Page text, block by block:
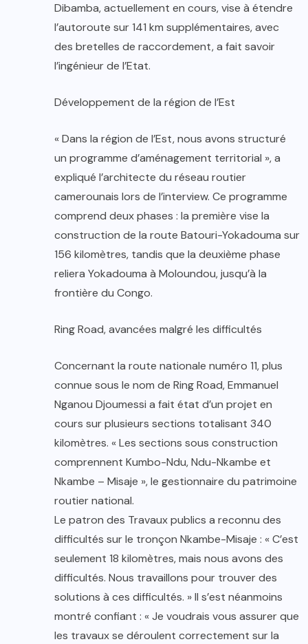
Dibamba, actuellement en cours, vise à étendre
l’autoroute sur 141 km supplémentaires, avec
des bretelles de raccordement, a fait savoir
l’ingénieur de l’Etat.
Développement de la région de l’Est
« Dans la région de l’Est, nous avons structuré
un programme d’aménagement territorial », a
expliqué l’architecte du réseau routier
camerounais lors de l’interview. Ce programme
comprend deux phases : la première vise la
construction de la route Batouri-Yokadouma sur
156 kilomètres, tandis que la deuxième phase
reliera Yokadouma à Moloundou, jusqu’à la
frontière du Congo.
Ring Road, avancées malgré les difficultés
Concernant la route nationale numéro 11, plus
connue sous le nom de Ring Road, Emmanuel
Nganou Djoumessi a fait état d’un projet en
cours sur plusieurs sections totalisant 340
kilomètres. « Les sections sous construction
comprennent Kumbo-Ndu, Ndu-Nkambe et
Nkambe – Misaje », le gestionnaire du patrimoine
routier national.
Le patron des Travaux publics a reconnu des
difficultés sur le tronçon Nkambe-Misaje : « C’est
seulement 18 kilomètres, mais nous avons des
difficultés. Nous travaillons pour trouver des
solutions à ces difficultés. » Il s’est néanmoins
montré confiant : « Je voudrais vous assurer que
les travaux se déroulent correctement sur la